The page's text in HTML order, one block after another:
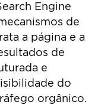
Engine
de
a página e a
de
e
do
orgânico.